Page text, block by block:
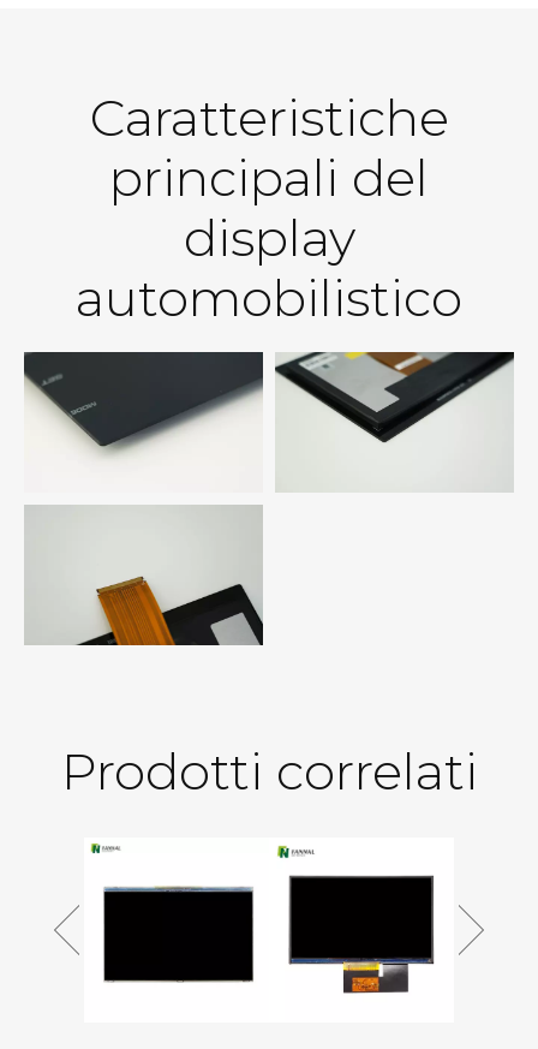
Caratteristiche
principali del
display
automobilistico
Prodotti correlati